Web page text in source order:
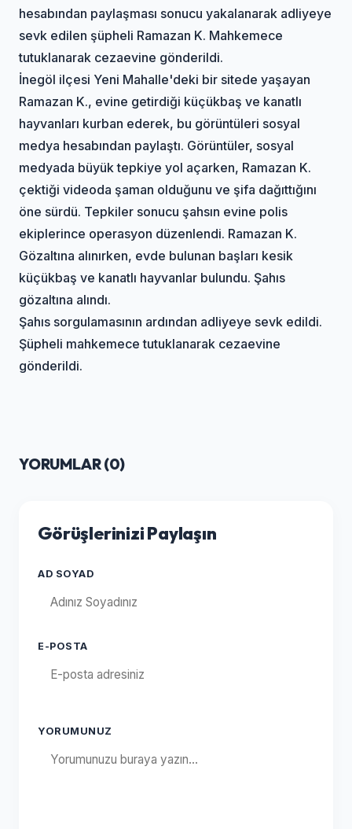
hesabından paylaşması sonucu yakalanarak adliyeye
sevk edilen şüpheli Ramazan K. Mahkemece
tutuklanarak cezaevine gönderildi.
İnegöl ilçesi Yeni Mahalle'deki bir sitede yaşayan
Ramazan K., evine getirdiği küçükbaş ve kanatlı
hayvanları kurban ederek, bu görüntüleri sosyal
medya hesabından paylaştı. Görüntüler, sosyal
medyada büyük tepkiye yol açarken, Ramazan K.
çektiği videoda şaman olduğunu ve şifa dağıttığını
öne sürdü. Tepkiler sonucu şahsın evine polis
ekiplerince operasyon düzenlendi. Ramazan K.
Gözaltına alınırken, evde bulunan başları kesik
küçükbaş ve kanatlı hayvanlar bulundu. Şahıs
gözaltına alındı.
Şahıs sorgulamasının ardından adliyeye sevk edildi.
Şüpheli mahkemece tutuklanarak cezaevine
gönderildi.
YORUMLAR (0)
Görüşlerinizi Paylaşın
AD SOYAD
E-POSTA
YORUMUNUZ